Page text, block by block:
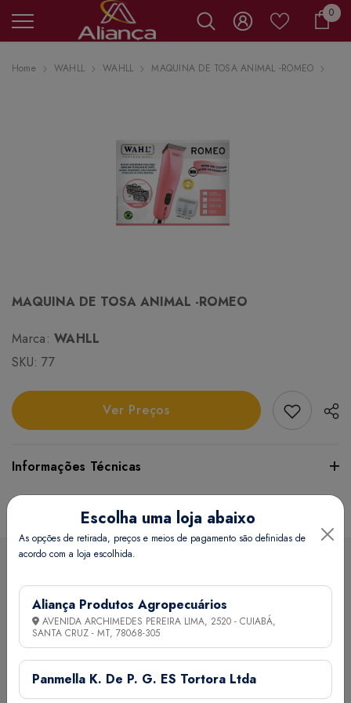
00
Home WAHLL WAHLL MAQUINA DE TOSA ANIMAL -ROMEO
MAQUINA DE TOSA ANIMAL -ROMEO
Marca: WAHLL
SKU: 77
Ver Preços Add
Informações Técnicas
Certifique-se de verificar essas dimensões cuidadosamente
para evitar quaisquer inconvenientes e garantir que o
produto atenda às suas expectativas e necessidades.
Peso: 1,95 kg(s)
Sobre a loja
A Aliança Distribuidora é referência no mercado de
distribuição comercial, mantendo com seus clientes e
fornecedores um vínculo de respeito e comprometimento,
Endereço da Loja
Escolha uma loja abaixo
As opções de retirada, preços e meios de pagamento são definidas de
acordo com a loja escolhida.
Aliança Produtos Agropecuários
AVENIDA ARCHIMEDES PEREIRA LIMA, 2520 - CUIABÁ,
SANTA CRUZ - MT, 78068-305
Panmella K. De P. G. ES Tortora Ltda